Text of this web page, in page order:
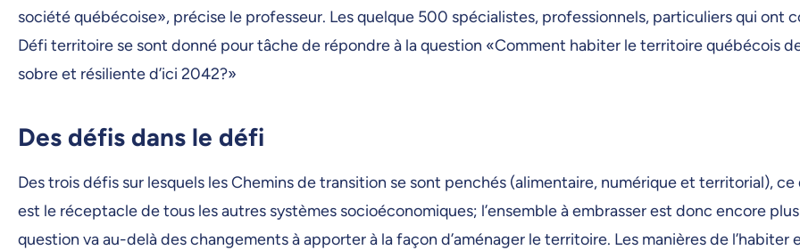
société québécoise», précise le professeur. Les quelque 500 spécialistes, professionnels, particuliers qui ont
Défi territoire se sont donné pour tâche de répondre à la question «Comment habiter le territoire québécois
sobre et résiliente d’ici 2042?»
Des défis dans le défi
Des trois défis sur lesquels les Chemins de transition se sont penchés (alimentaire, numérique et territorial),
est le réceptacle de tous les autres systèmes socioéconomiques; l’ensemble à embrasser est donc encore
question va au-delà des changements à apporter à la façon d’aménager le territoire. Les manières de